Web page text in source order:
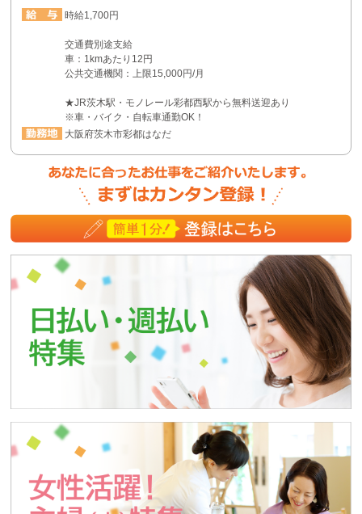
時給1,700円
交通費別途支給
車：1kmあたり12円
公共交通機関：上限15,000円/月
★JR茨木駅・モノレール彩都西駅から無料送迎あり
※車・バイク・自転車通勤OK！
大阪府茨木市彩都はなだ